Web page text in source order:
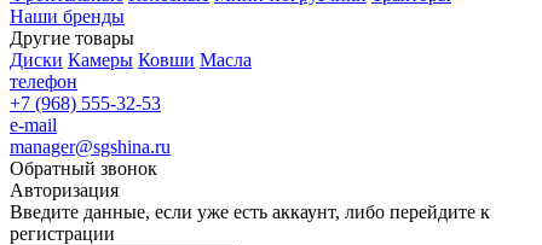
Наши бренды
Другие товары
Диски Камеры Ковши Масла
телефон
+7 (968) 555-32-53
e-mail
manager@sgshina.ru
Обратный звонок
Авторизация
Введите данные, если уже есть аккаунт, либо перейдите к
регистрации